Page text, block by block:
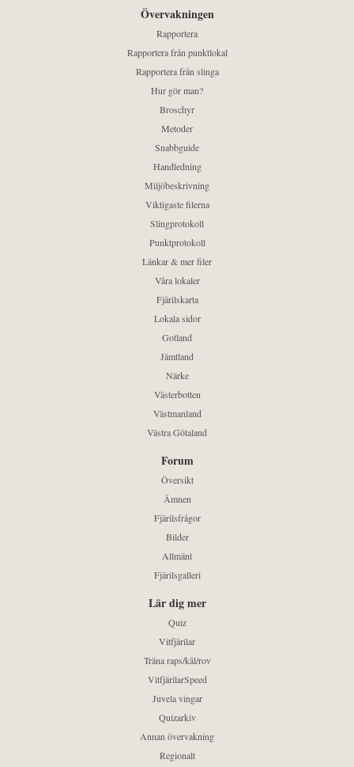
Övervakningen
Rapportera
Rapportera från punktlokal
Rapportera från slinga
Hur gör man?
Broschyr
Metoder
Snabbguide
Handledning
Miljöbeskrivning
Viktigaste filerna
Slingprotokoll
Punktprotokoll
Länkar & mer filer
Våra lokaler
Fjärilskarta
Lokala sidor
Gotland
Jämtland
Närke
Västerbotten
Västmanland
Västra Götaland
Forum
Översikt
Ämnen
Fjärilsfrågor
Bilder
Allmänt
Fjärilsgalleri
Lär dig mer
Quiz
Vitfjärilar
Träna raps/kål/rov
VitfjärilarSpeed
Juvela vingar
Quizarkiv
Annan övervakning
Regionalt